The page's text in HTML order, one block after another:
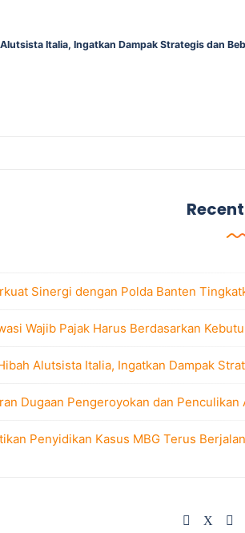
Italia, Ingatkan Dampak Strategis dan
Sinergi dengan Polda Banten
Wajib Pajak Harus Berdasarkan
Alutsista Italia, Ingatkan Dampak
Dugaan Pengeroyokan dan Penculikan
Penyidikan Kasus MBG Terus Berjalan